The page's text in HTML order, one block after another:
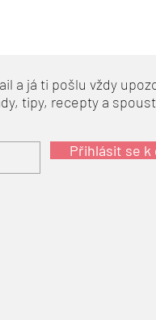
a já ti pošlu vždy
tipy, recepty a
Přihlásit se k